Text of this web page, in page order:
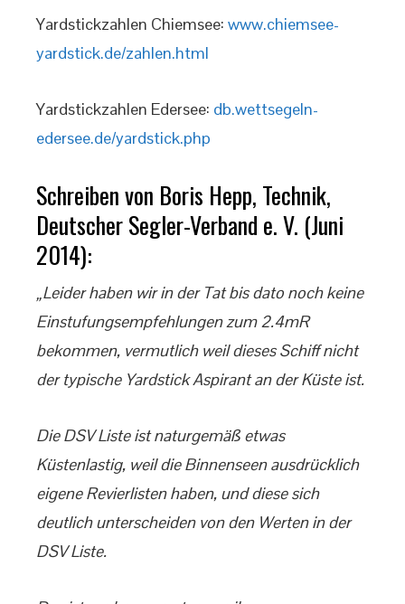
Yardstickzahlen Chiemsee: www.chiemsee-
yardstick.de/zahlen.html
Yardstickzahlen Edersee: db.wettsegeln-
edersee.de/yardstick.php
Schreiben von Boris Hepp, Technik,
Deutscher Segler-Verband e. V. (Juni
2014):
„Leider haben wir in der Tat bis dato noch keine
Einstufungsempfehlungen zum 2.4mR
bekommen, vermutlich weil dieses Schiff nicht
der typische Yardstick Aspirant an der Küste ist.
Die DSV Liste ist naturgemäß etwas
Küstenlastig, weil die Binnenseen ausdrücklich
eigene Revierlisten haben, und diese sich
deutlich unterscheiden von den Werten in der
DSV Liste.